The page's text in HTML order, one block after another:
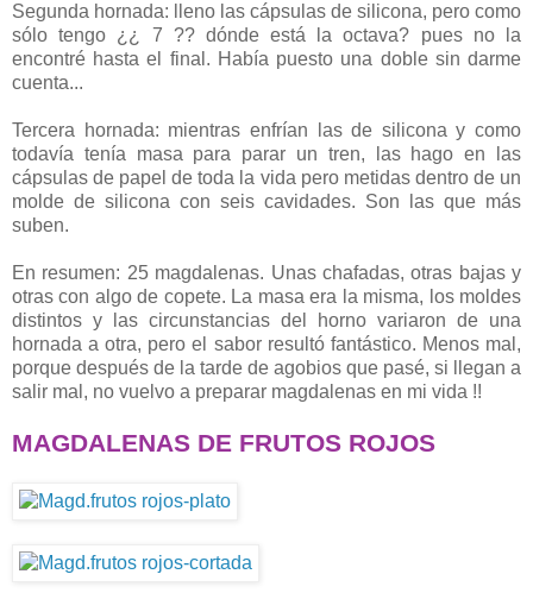
Segunda hornada: lleno las cápsulas de silicona, pero como
sólo tengo ¿¿ 7 ?? dónde está la octava? pues no la
encontré hasta el final. Había puesto una doble sin darme
cuenta...
Tercera hornada: mientras enfrían las de silicona y como
todavía tenía masa para parar un tren, las hago en las
cápsulas de papel de toda la vida pero metidas dentro de un
molde de silicona con seis cavidades. Son las que más
suben.
En resumen: 25 magdalenas. Unas chafadas, otras bajas y
otras con algo de copete. La masa era la misma, los moldes
distintos y las circunstancias del horno variaron de una
hornada a otra, pero el sabor resultó fantástico. Menos mal,
porque después de la tarde de agobios que pasé, si llegan a
salir mal, no vuelvo a preparar magdalenas en mi vida !!
MAGDALENAS DE FRUTOS ROJOS